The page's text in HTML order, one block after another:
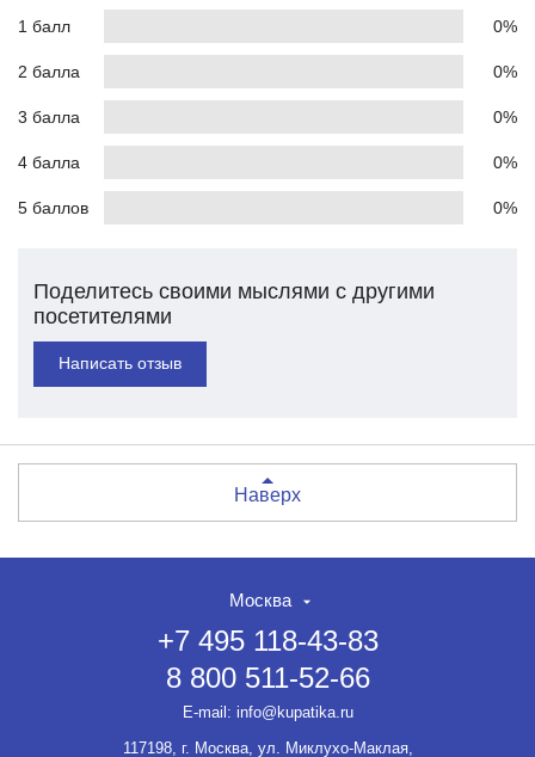
1 балл 0%
2 балла 0%
3 балла 0%
4 балла 0%
5 баллов 0%
Поделитесь своими мыслями с другими
посетителями
Написать отзыв
Наверх
Москва
+7 495 118-43-83
8 800 511-52-66
E-mail: info@kupatika.ru
117198, г. Москва, ул. Миклухо-Маклая,